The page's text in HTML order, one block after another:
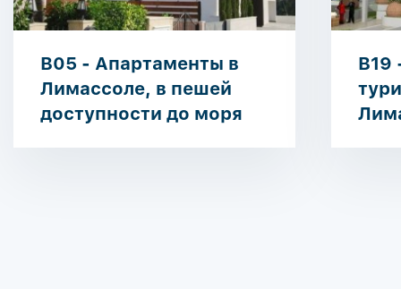
B05 - Апартаменты в
Лимассоле, в пешей
доступности до моря
B19